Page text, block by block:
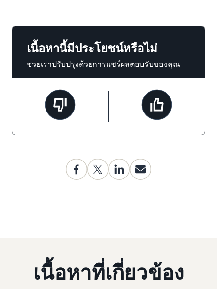
เนื้อหานี้มีประโยชน์หรือไม่
ช่วยเราปรับปรุงด้วยการแชร์ผลตอบรับของคุณ
เนื้อหาที่เกี่ยวข้อง